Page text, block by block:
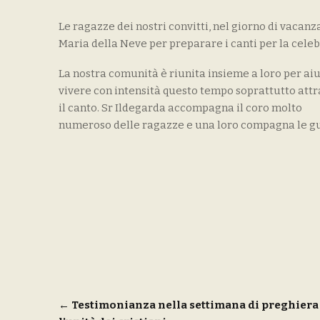
Le ragazze dei nostri convitti, nel giorno di
Maria della Neve per preparare i canti per la
La nostra comunità è riunita insieme a loro per
vivere con intensità questo tempo soprattutto
il canto. Sr Ildegarda accompagna il coro molto
numeroso delle ragazze e una loro compagna le
Navigazione
← Testimonianza nella settimana di preghiera